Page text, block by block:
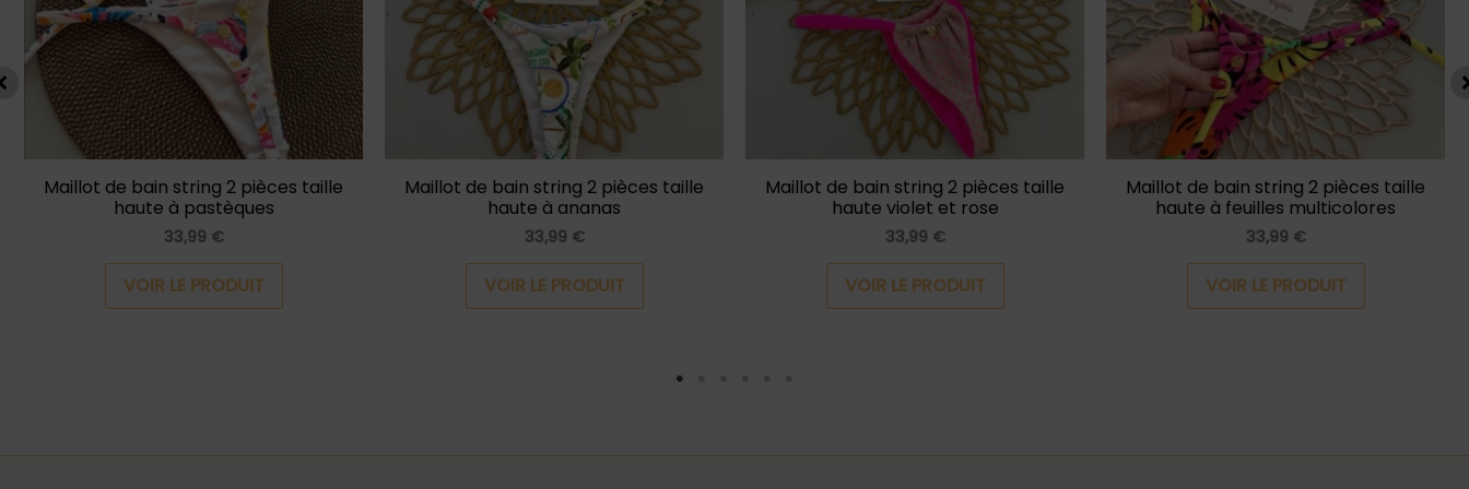
Maillot de bain string 2 pièces taille
haute à pastèques
33,99 €
VOIR LE PRODUIT
options
peuvent
être
choisies
sur
la
Maillot de bain string 2 pièces taille
haute à ananas
33,99 €
VOIR LE PRODUIT
options
peuvent
être
la
Maillot de bain string 2 pièces taille
haute violet et rose
33,99 €
VOIR LE PRODUIT
options
peuvent
être
choisies
la
Maillot de bain string 2 pièces taille
haute à feuilles multicolores
33,99 €
VOIR LE PRODUIT
options
peuvent
être
choisies
la
page